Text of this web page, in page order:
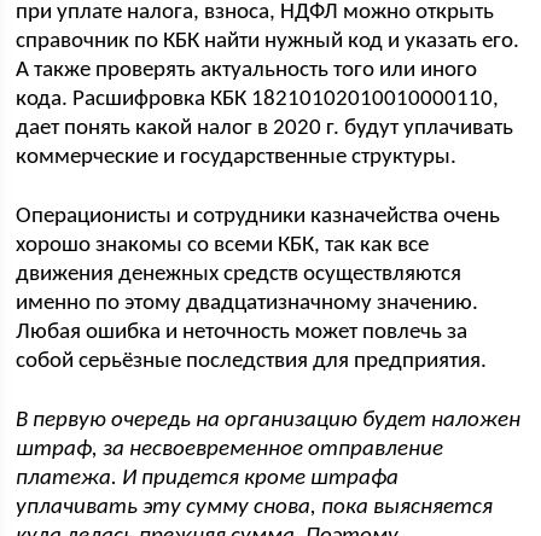
при уплате налога, взноса, НДФЛ можно открыть
справочник по КБК найти нужный код и указать его.
А также проверять актуальность того или иного
кода. Расшифровка КБК 18210102010010000110,
дает понять какой налог в 2020 г. будут уплачивать
коммерческие и государственные структуры.
Операционисты и сотрудники казначейства очень
хорошо знакомы со всеми КБК, так как все
движения денежных средств осуществляются
именно по этому двадцатизначному значению.
Любая ошибка и неточность может повлечь за
собой серьёзные последствия для предприятия.
В первую очередь на организацию будет наложен
штраф, за несвоевременное отправление
платежа. И придется кроме штрафа
уплачивать эту сумму снова, пока выясняется